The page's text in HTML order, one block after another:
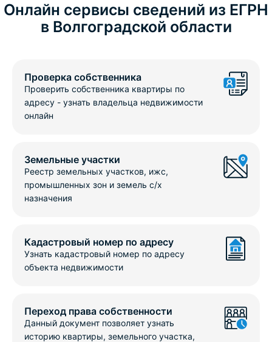
Онлайн сервисы сведений из ЕГРН
в Волгоградской области
Проверка собственника
Проверить собственника квартиры по
адресу - узнать владельца недвижимости
онлайн
Земельные участки
Реестр земельных участков, ижс,
промышленных зон и земель с/х
назначения
Кадастровый номер по адресу
Узнать кадастровый номер по адресу
объекта недвижимости
Переход права собственности
Данный документ позволяет узнать
историю квартиры, земельного участка,